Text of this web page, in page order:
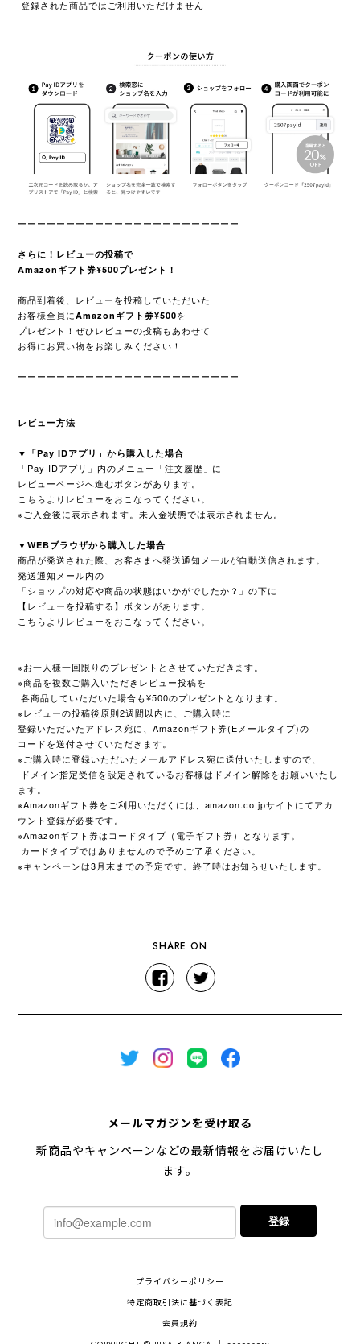
登録された商品ではご利用いただけません
ーーーーーーーーーーーーーーーーーーーーーーー
さらに！レビューの投稿で
Amazonギフト券¥500プレゼント！
商品到着後、レビューを投稿していただいた
お客様全員にAmazonギフト券¥500を
プレゼント！ぜひレビューの投稿もあわせて
お得にお買い物をお楽しみください！
ーーーーーーーーーーーーーーーーーーーーーーー
レビュー方法
▼「Pay IDアプリ」から購入した場合
「Pay IDアプリ」内のメニュー「注文履歴」に
レビューページへ進むボタンがあります。
こちらよりレビューをおこなってください。
※ご入金後に表示されます。未入金状態では表示されません。
▼WEBブラウザから購入した場合
商品が発送された際、お客さまへ発送通知メールが自動送信されます。
発送通知メール内の
「ショップの対応や商品の状態はいかがでしたか？」の下に
【レビューを投稿する】ボタンがあります。
こちらよりレビューをおこなってください。
※お一人様一回限りのプレゼントとさせていただきます。
※商品を複数ご購入いただきレビュー投稿を
各商品していただいた場合も¥500のプレゼントとなります。
※レビューの投稿後原則2週間以内に、ご購入時に
登録いただいたアドレス宛に、Amazonギフト券(Eメールタイプ)の
コードを送付させていただきます。
※ご購入時に登録いただいたメールアドレス宛に送付いたしますので、
ドメイン指定受信を設定されているお客様はドメイン解除をお願いいたし
ます。
※Amazonギフト券をご利用いただくには、amazon.co.jpサイトにてアカ
ウント登録が必要です。
※Amazonギフト券はコードタイプ（電子ギフト券）となります。
カードタイプではありませんので予めご了承ください。
※キャンペーンは3 月末までの予定です。終了時はお知らせいたします。
SHARE ON
メールマガジンを受け取る
新商品やキャンペーンなどの最新情報をお届けいたし
ます。
登録
プライバシーポリシー
特定商取引法に基づく表記
会員規約